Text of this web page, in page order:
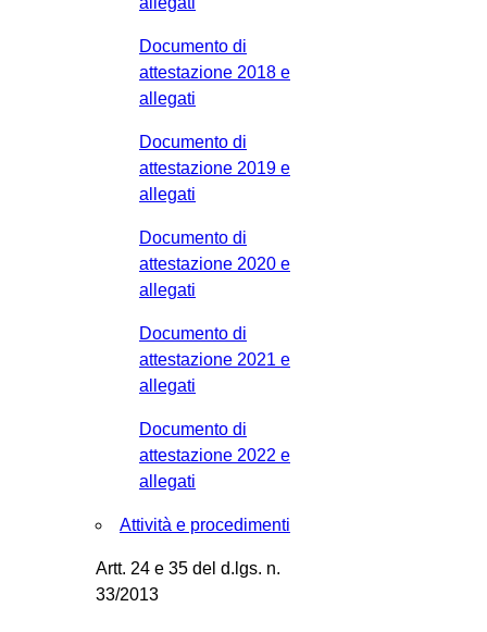
Documento di
attestazione 2018 e
allegati
Documento di
attestazione 2019 e
allegati
Documento di
attestazione 2020 e
allegati
Documento di
attestazione 2021 e
allegati
Documento di
attestazione 2022 e
allegati
Attività e procedimenti
Artt. 24 e 35 del d.lgs. n.
33/2013